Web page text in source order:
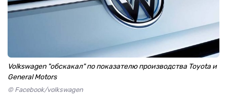
Volkswagen "обскакал" по показателю производства Toyota и
General Motors
© Facebook/volkswagen